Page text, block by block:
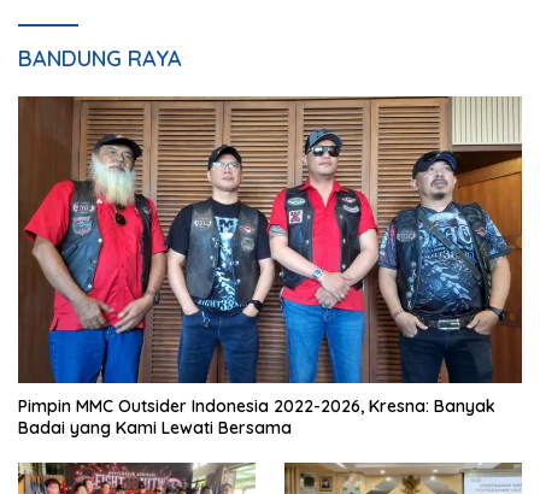
BANDUNG RAYA
Pimpin MMC Outsider Indonesia 2022-2026, Kresna: Banyak
Badai yang Kami Lewati Bersama